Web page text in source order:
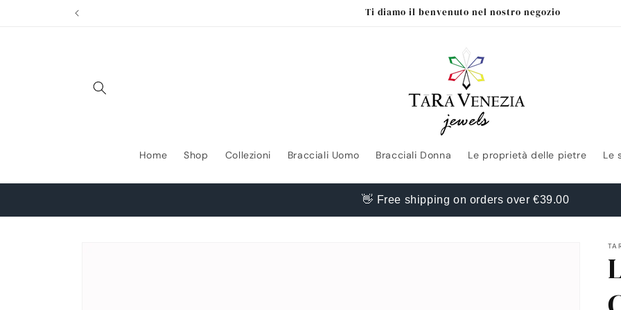
direttamente
Ti diamo il benvenuto nel nostro negozio
Home Shop Collezioni Bracciali Uomo Bracciali Donna Le proprietà delle pietre Le
👋 Free shipping on orders over €39.00